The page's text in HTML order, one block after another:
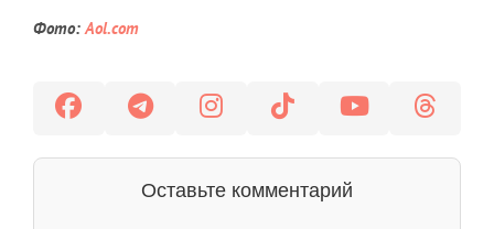
Фото: Aol.com
Оставьте комментарий